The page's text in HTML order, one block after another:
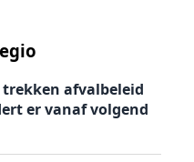
afvalbeleid
er vanaf volgend